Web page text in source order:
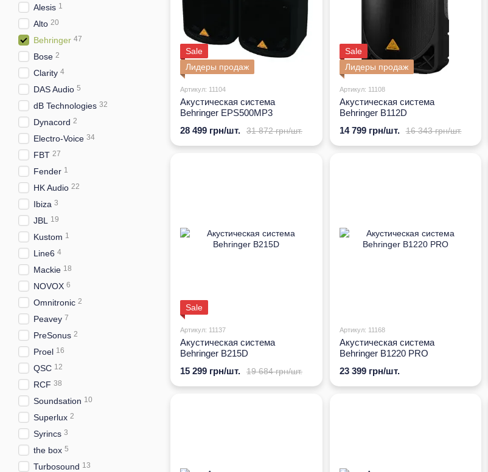
Sale
Лидеры продаж
Артикул: 11104
Акустическая система
Behringer EPS500MP3
31 872 грн/шт.
28 499 грн/шт.
Sale
Лидеры продаж
Артикул: 11108
Акустическая система
Behringer B112D
16 343 грн/шт.
14 799 грн/шт.
Sale
Артикул: 11137
Акустическая система
Behringer B215D
19 684 грн/шт.
15 299 грн/шт.
Артикул: 11168
Акустическая система
Behringer B1220 PRO
23 399 грн/шт.
Alesis 1
Alto 20
Behringer 47
Bose 2
Clarity 4
DAS Audio 5
dB Technologies 32
Dynacord 2
Electro-Voice 34
FBT 27
Fender 1
HK Audio 22
Ibiza 3
JBL 19
Kustom 1
Line6 4
Mackie 18
NOVOX 6
Omnitronic 2
Peavey 7
PreSonus 2
Proel 16
QSC 12
RCF 38
Soundsation 10
Superlux 2
Syrincs 3
the box 5
Turbosound 13